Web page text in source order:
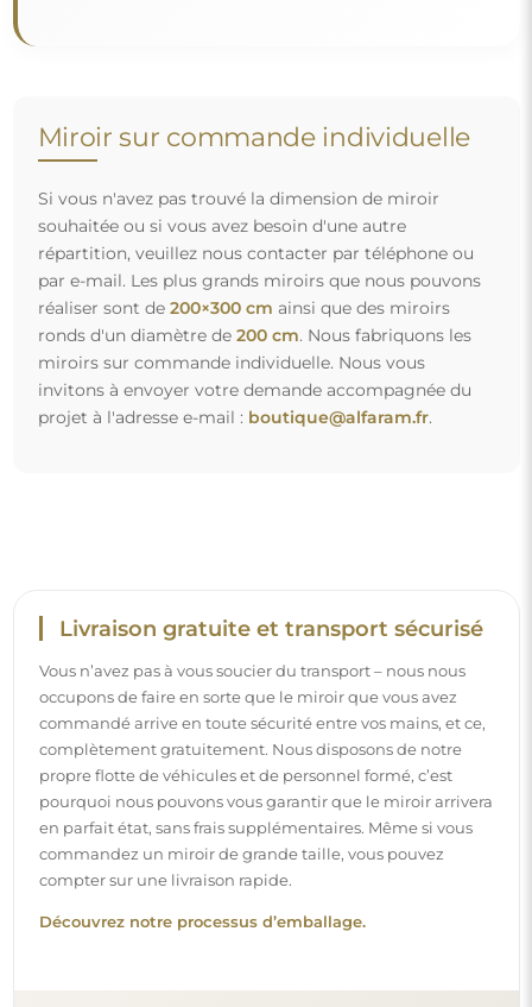
Livraison gratuite et transport sécurisé
occupons de faire en sorte que le miroir que vous avez
commandé arrive en toute sécurité entre vos mains, et ce,
complètement gratuitement. Nous disposons de notre
propre flotte de véhicules et de personnel formé, c’est
pourquoi nous pouvons vous garantir que le miroir arrivera
en parfait état, sans frais supplémentaires. Même si vous
commandez un miroir de grande taille, vous pouvez
compter sur une livraison rapide.
Découvrez notre processus d’emballage.
Montage facile
Nous nous chargeons de la fabrication et de la livraison
des miroirs, tandis que l’installation est à votre
responsabilité. Étant donné les particularités de chaque
espace, nous ne proposons pas d’accessoires de montage
standards. Cela vous offre la liberté de sélectionner les